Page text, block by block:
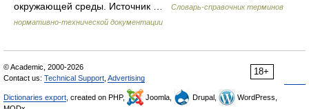
окружающей среды. Источник …
Словарь-справочник терминов
нормативно-технической документации
18+
© Academic, 2000-2026
Contact us: Technical Support Advertising
Dictionaries export , created on PHP, Joomla, Drupal,
WordPress,